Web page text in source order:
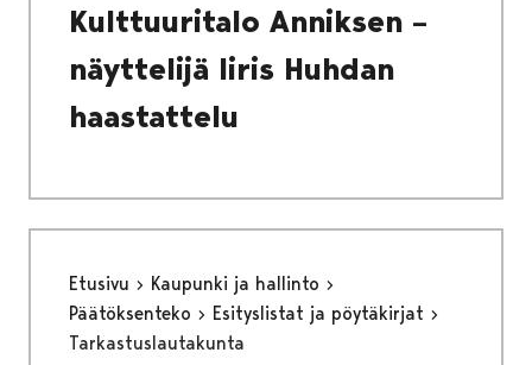
Kulttuuritalo Anniksen –
näyttelijä Iiris Huhdan
haastattelu
Etusivu
Kaupunki ja hallinto
Päätöksenteko
Esityslistat ja pöytäkirjat
Tarkastuslautakunta